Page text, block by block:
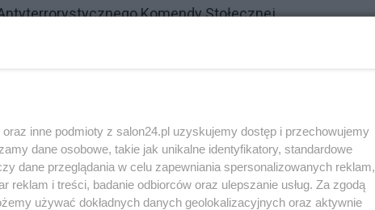
Komendy Stołecznej
był wielokrotnie nagradzany i
w sekcji szkolenia, gdzie miał
Pradze, gdzie na jednej ze
nie był przewidziany wtedy do akcji.
rentgenowskim nastąpiła
po przewiezieniu do szpitala. Zostawił
inne podmioty z salon24.pl uzyskujemy dostęp i przechowujemy
dane osobowe, takie jak unikalne identyfikatory, standardowe
dane przeglądania w celu zapewniania spersonalizowanych reklam,
reklam i treści, badanie odbiorców oraz ulepszanie usług. Za zgodą
używać dokładnych danych geolokalizacyjnych oraz aktywnie